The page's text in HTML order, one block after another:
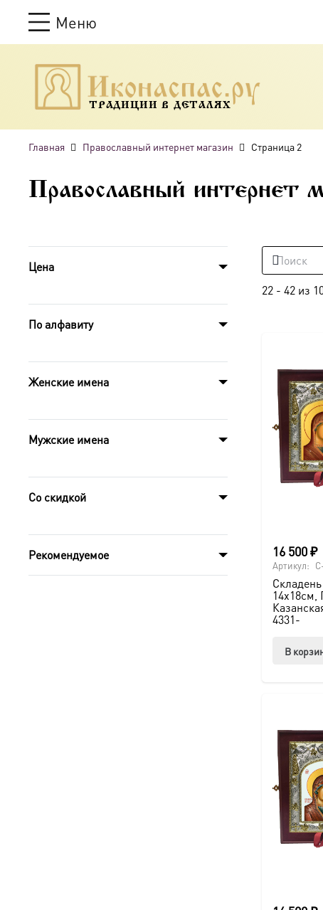
Меню
ТРАДИЦИИ В ДЕТАЛЯХ
Главная Православный интернет магазин Страница 2
Православный интернет
Цена
По алфавиту
Женские имена
Мужские имена
Со скидкой
Рекомендуемое
22 - 42 из
16 500₽
Артикул:
14х18см,
4331-
В